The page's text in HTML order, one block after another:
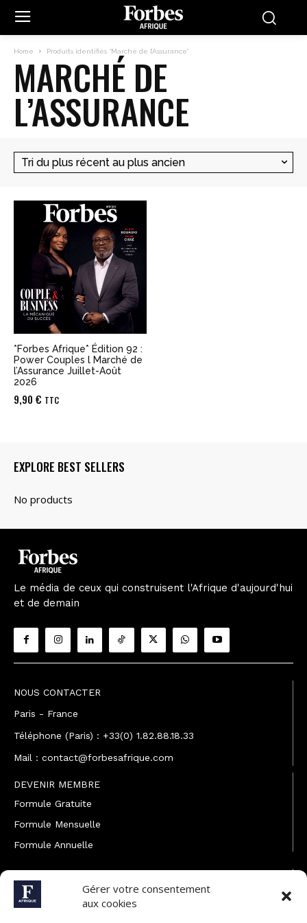
Gérer votre consentement
aux cookies
Home Produits identifiés “Marché de l’Assurance”
MARCHÉ DE
L’ASSURANCE
*Forbes Afrique* Édition 92 :
Power Couples l Marché de
l’Assurance Juillet-Août
2026
9,90 € TTC
EXPLORE BEST SELLERS
Le média de ceux qui construisent l'Afrique d'aujourd'hui
et de demain
NOUS CONTACTER
Paris - France
Téléphone (Paris) : +33(0) 1.82.88.18.33
Mail : contact@forbesafrique.com
DEVENIR MEMBRE
Formule Gratuite
Formule Mensuelle
Formule Annuelle
JOINDRE L'ÉQUIPE
Rédaction